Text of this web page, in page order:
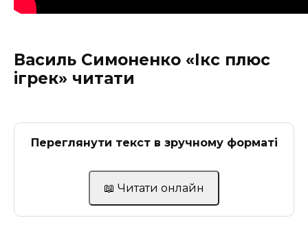
Василь Симоненко «Ікс плюс
ігрек» читати
Переглянути текст в зручному форматі
📖 Читати онлайн